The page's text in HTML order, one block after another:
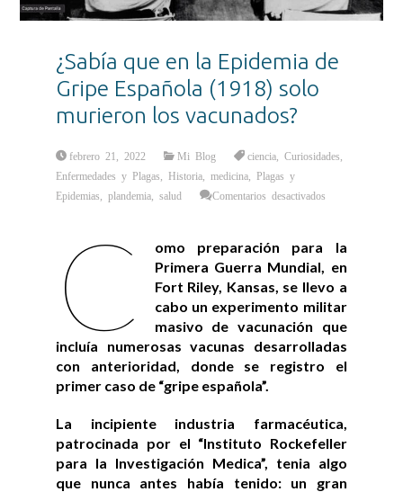
¿Sabía que en la Epidemia de
Gripe Española (1918) solo
murieron los vacunados?
febrero 21, 2022 Mi Blog ciencia ,Curiosidades
Enfermedades y Plagas
Historia ,medicina
Plagas y
Epidemias
,plandemia ,salud Comentarios desactivados
Epidemia
Gripe
(1918)
murieron
vacunados?
C
omo preparación para la
Primera Guerra Mundial, en
Fort Riley, Kansas, se llevo a
cabo un experimento militar
masivo de vacunación que
incluía numerosas vacunas desarrolladas
con anterioridad, donde se registro el
primer caso de “gripe española”.
La incipiente industria farmacéutica,
patrocinada por el “Instituto Rockefeller
para la Investigación Medica”, tenia algo
que nunca antes había tenido: un gran